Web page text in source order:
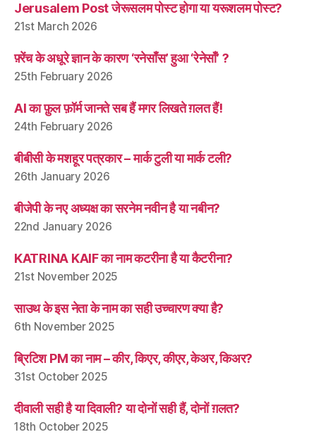
Jerusalem Post जेरूसलम पोस्ट होगा या यरूशलम पोस्ट?
21st March 2026
फ़्रेंच के अधूरे ज्ञान के कारण ‘रनेसाँस’ हुआ ‘रेनेसाँ’ ?
25th February 2026
AI का फ़ुल फ़ॉर्म जानते सब हैं मगर लिखते ग़लत हैं!
24th February 2026
बीबीसी के मशहूर पत्रकार – मार्क टुली या मार्क टली?
26th January 2026
बीजेपी के नए अध्यक्ष का सरनेम नवीन है या नबीन?
22nd January 2026
KATRINA KAIF का नाम कटरीना है या कैटरीना?
21st November 2025
साउथ के इस नेता के नाम का सही उच्चारण क्या है?
6th November 2025
ब्रिटिश PM का नाम – कीर, किएर, कीएर, केअर, किअर?
31st October 2025
दीवाली सही है या दिवाली? या दोनों सही हैं, दोनों ग़लत?
18th October 2025